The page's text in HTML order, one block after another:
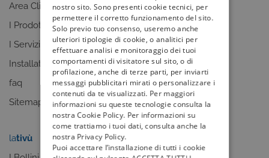
Area Clienti
I Prodotti
I Servizi
Installatori
faq
Sitemap
I canali
La Guida +
faq
Sitemap
lativù
nostro sito. Sono presenti cookie tecnici, per
permettere il corretto funzionamento del sito.
Solo previo tuo consenso, useremo anche
ulteriori tipologie di cookie, o analitici per
effettuare analisi e monitoraggio dei tuoi
comportamenti di visitatore sul sito, o di
profilazione, anche di terze parti, per inviarti
messaggi pubblicitari mirati o personalizzare i
contenuti da te visualizzati. Per maggiori
informazioni su queste tecnologie consulta la
nostra Cookie Policy. Per informazioni su
come trattiamo i tuoi dati, consulta anche la
nostra Privacy Policy.
Puoi accettare l’installazione di tutti i cookie